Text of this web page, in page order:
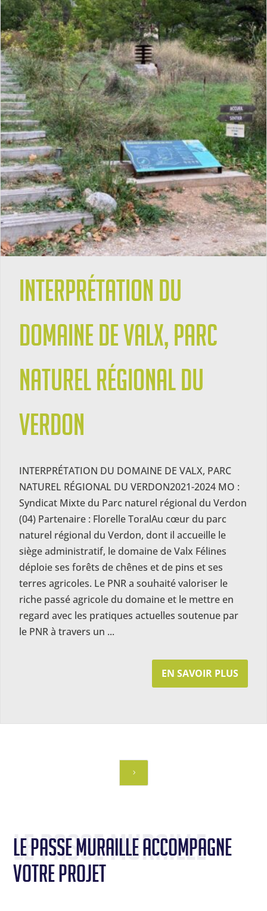
Interprétation du
Domaine de Valx, Parc
naturel régional du
Verdon
INTERPRÉTATION DU DOMAINE DE VALX, PARC
NATUREL RÉGIONAL DU VERDON2021-2024 MO :
Syndicat Mixte du Parc naturel régional du Verdon
(04) Partenaire : Florelle ToralAu cœur du parc
naturel régional du Verdon, dont il accueille le
siège administratif, le domaine de Valx Félines
déploie ses forêts de chênes et de pins et ses
terres agricoles. Le PNR a souhaité valoriser le
riche passé agricole du domaine et le mettre en
regard avec les pratiques actuelles soutenue par
le PNR à travers un ...
EN SAVOIR PLUS
3
Le Passe Muraille
Le Passe Muraille accompagne
votre projet